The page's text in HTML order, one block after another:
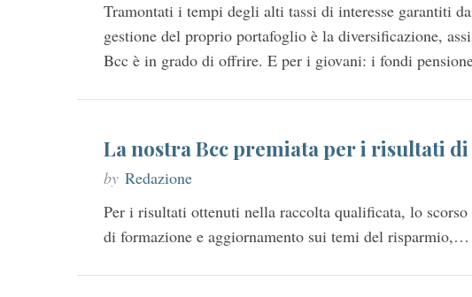
Tramontati i tempi degli alti tassi di interesse garantiti
gestione del proprio portafoglio è la diversificazione,
Bcc è in grado di offrire. E per i giovani: i fondi
La nostra Bcc premiata per i risultati
by Redazione
Per i risultati ottenuti nella raccolta qualificata, lo
di formazione e aggiornamento sui temi del risparmio,…